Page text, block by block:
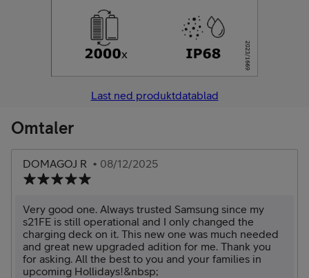
Last ned produktdatablad
Omtaler
DOMAGOJ R • 08/12/2025
Very good one. Always trusted Samsung since my
s21FE is still operational and I only changed the
charging deck on it. This new one was much needed
and great new upgraded adition for me. Thank you
for asking. All the best to you and your families in
upcoming Hollidays!&nbsp;